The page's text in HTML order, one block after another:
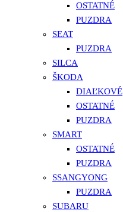
OSTATNÉ
PUZDRA
SEAT
PUZDRA
SILCA
ŠKODA
DIAĽKOVÉ
OSTATNÉ
PUZDRA
SMART
OSTATNÉ
PUZDRA
SSANGYONG
PUZDRA
SUBARU